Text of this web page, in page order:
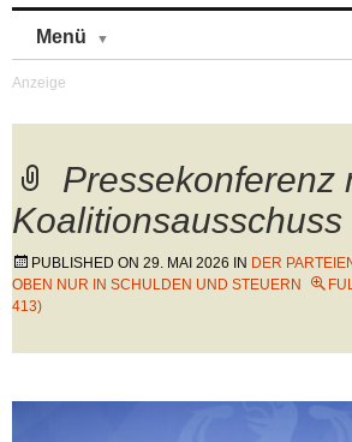
Menü
Pressekonferenz
Koalitionsausschuss
PUBLISHED ON 29. MAI 2026 IN DER
OBEN NUR IN SCHULDEN UND STEUERN
413)